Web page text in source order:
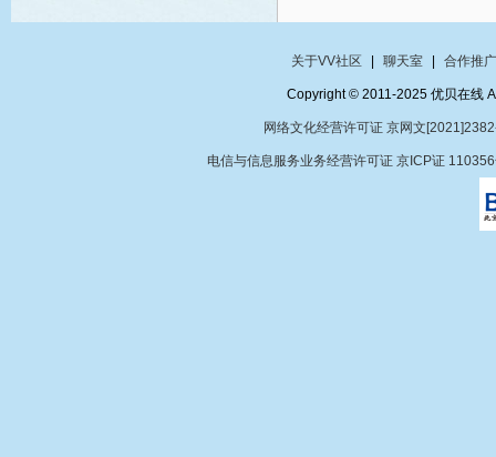
关于VV社区 聊天室 合作推广
Copyright © 2011-2025 优贝在线
网络文化经营许可证 京网文
电信与信息服务业务经营许可证 京ICP证